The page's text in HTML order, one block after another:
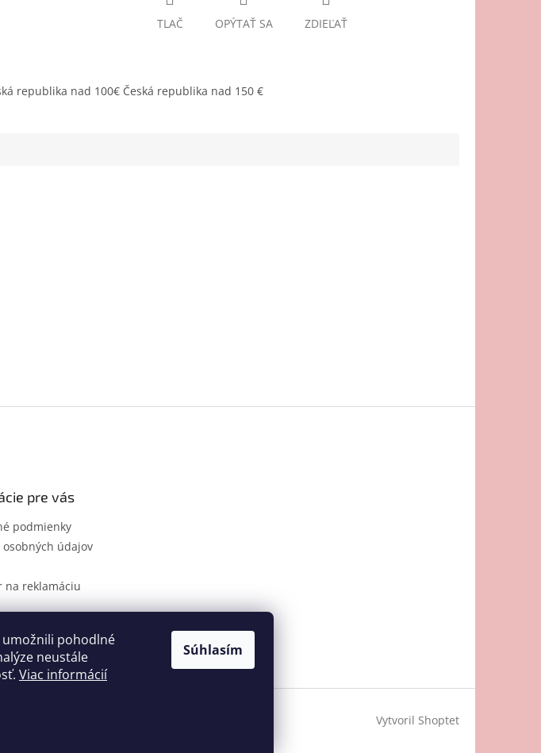
umožnili pohodlné
neustále
Viac informácií
Súhlasím
TLAČ OPÝTAŤ SA ZDIEĽAŤ
republika nad 100€ Česká republika nad 150 €
pre vás
podmienky
osobných údajov
na reklamáciu
Novinky
Vytvoril Shoptet